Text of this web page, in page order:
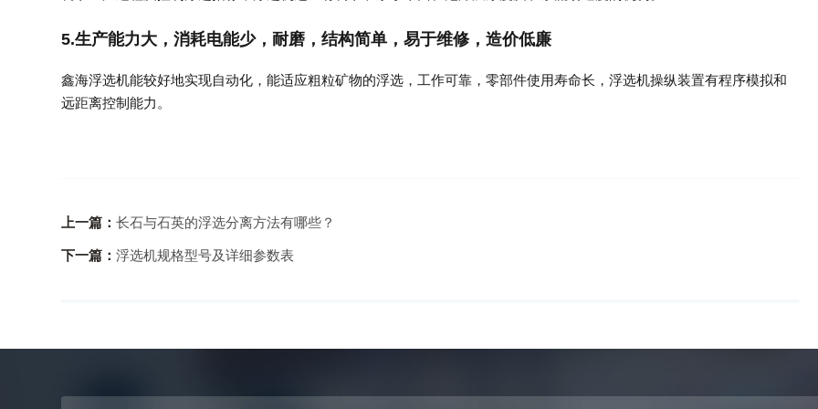
5.生产能力大，消耗电能少，耐磨，结构简单，易于维修，造价低廉
鑫海浮选机能较好地实现自动化，能适应粗粒矿物的浮选，工作可靠，零部件使用寿命长，浮选机操纵装置有程序模拟和
远距离控制能力。
上一篇：长石与石英的浮选分离方法有哪些？​​
下一篇：浮选机规格型号及详细参数表